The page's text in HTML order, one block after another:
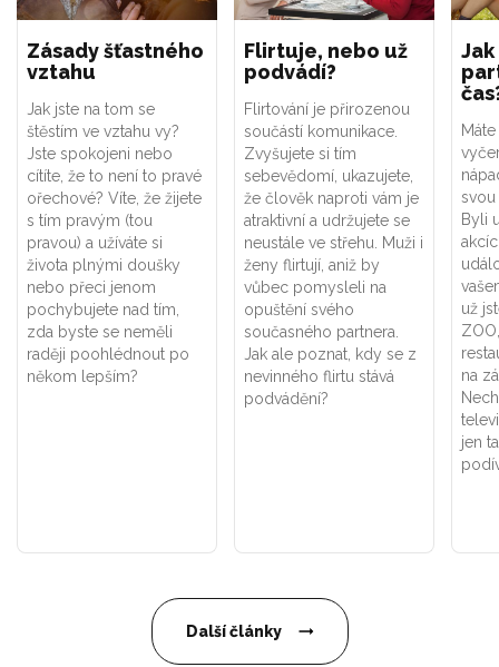
Zásady šťastného
vztahu
Jak jste na tom se
štěstím ve vztahu vy?
Jste spokojeni nebo
cítíte, že to není to pravé
ořechové? Víte, že žijete
s tím pravým (tou
pravou) a užíváte si
života plnými doušky
nebo přeci jenom
pochybujete nad tím,
zda byste se neměli
raději poohlédnout po
někom lepším?
Flirtuje, nebo už
podvádí?
Flirtování je přirozenou
součástí komunikace.
Zvyšujete si tím
sebevědomí, ukazujete,
že člověk naproti vám je
atraktivní a udržujete se
neustále ve střehu. Muži i
ženy flirtují, aniž by
vůbec pomysleli na
opuštění svého
současného partnera.
Jak ale poznat, kdy se z
nevinného flirtu stává
podvádění?
svou
Byli
už
na
jen
Další články